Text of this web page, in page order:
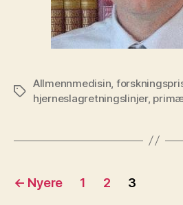
Stikkord
Allmennmedisin,
hjerneslagretningslinjer,
Sidepaginering
← Nyere 1 2 3